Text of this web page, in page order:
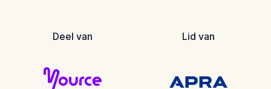
Deel van Lid van